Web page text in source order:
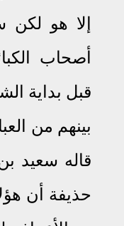
إلا هو لكن
أصحاب
قبل بداية
بينهم من
قاله سعيد
حذيفة أن